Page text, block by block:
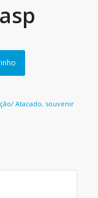
Atacado, souvenir